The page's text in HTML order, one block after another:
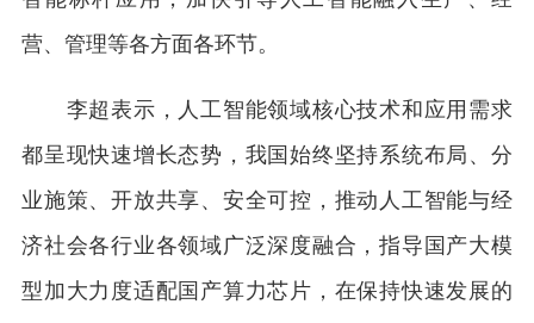
营、管理等各方面各环节。
李超表示，人工智能领域核心技术和应用需求
都呈现快速增长态势，我国始终坚持系统布局、分
业施策、开放共享、安全可控，推动人工智能与经
济社会各行业各领域广泛深度融合，指导国产大模
型加大力度适配国产算力芯片，在保持快速发展的